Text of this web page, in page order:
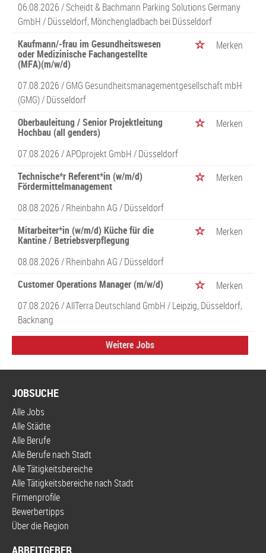
06.08.2026 /Scheidt & Bachmann Parking Solutions Germany
GmbH/ Düsseldorf, Mönchengladbach bei Düsseldorf
Kaufmann/-frau im Gesundheitswesen
oder Medizinische Fachangestellte
(MFA)(m/w/d)
Merken
07.08.2026 /GMG Gesundheitsmanagementgesellschaft mbH
(GMG)/ Düsseldorf
Oberbauleitung / Senior Projektleitung
Hochbau (all genders)
Merken
07.08.2026 /APOprojekt GmbH/ Düsseldorf
Technische*r Referent*in (w/m/d)
Fördermittelmanagement
Merken
08.08.2026 /Rheinbahn AG/ Düsseldorf
Mitarbeiter*in (w/m/d) Küche für die
Kantine / Betriebsverpflegung
Merken
08.08.2026 /Rheinbahn AG/ Düsseldorf
Customer Operations Manager (m/w/d)
Merken
07.08.2026 /AllTerra Deutschland GmbH/ Leipzig, Düsseldorf,
Backnang
Weitere Jobs
JOBSUCHE
Alle Jobs
Alle Städte
Alle Berufe
Alle Berufe nach Stadt
Alle Tätigkeitsbereiche
Alle Tätigkeitsbereiche nach Stadt
Firmenprofile
Bewerbertipps
Über die Region
ARBEITGEBER